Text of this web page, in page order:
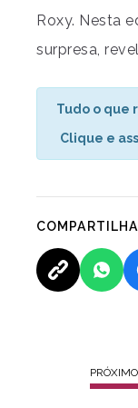
Roxy. Nesta
surpresa,
Tudo o que
Clique e